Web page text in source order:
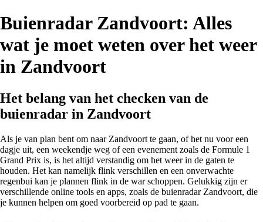
Buienradar Zandvoort: Alles
wat je moet weten over het weer
in Zandvoort
Het belang van het checken van de
buienradar in Zandvoort
Als je van plan bent om naar Zandvoort te gaan, of het nu voor een
dagje uit, een weekendje weg of een evenement zoals de Formule 1
Grand Prix is, is het altijd verstandig om het weer in de gaten te
houden. Het kan namelijk flink verschillen en een onverwachte
regenbui kan je plannen flink in de war schoppen. Gelukkig zijn er
verschillende online tools en apps, zoals de buienradar Zandvoort, die
je kunnen helpen om goed voorbereid op pad te gaan.